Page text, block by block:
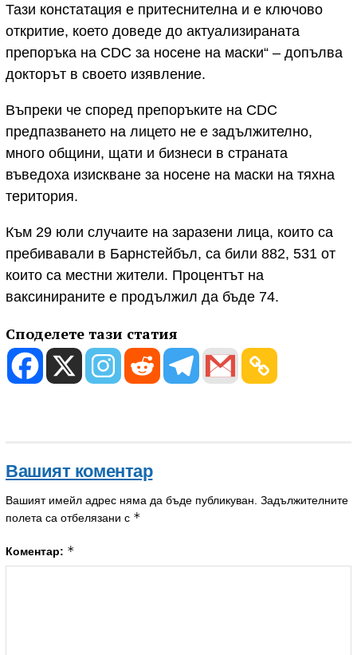
Тази констатация е притеснителна и е ключово
откритие, което доведе до актуализираната
препоръка на CDC за носене на маски“ – допълва
докторът в своето изявление.
Въпреки че според препоръките на CDC
предпазването на лицето не е задължително,
много общини, щати и бизнеси в страната
въведоха изискване за носене на маски на тяхна
територия.
Към 29 юли случаите на заразени лица, които са
пребивавали в Барнстейбъл, са били 882, 531 от
които са местни жители. Процентът на
ваксинираните е продължил да бъде 74.
Споделете тази статия
Вашият коментар
Вашият имейл адрес няма да бъде публикуван. Задължителните
полета са отбелязани с *
Коментар: *